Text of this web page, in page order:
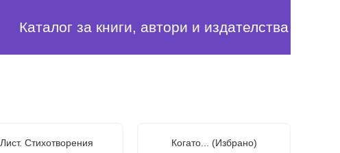
Каталог за книги, автори и издателства
Лист. Стихотворения Когато... (Избрано)